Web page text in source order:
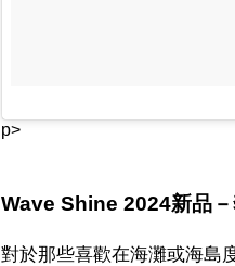
p>
Wave Shine 2024新品
對於那些喜歡在海灘或海島